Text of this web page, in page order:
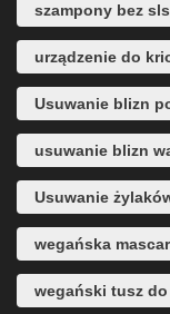
szampony bez sls
urządzenie do
Usuwanie blizn
usuwanie blizn
Usuwanie
wegańska
wegański tusz do